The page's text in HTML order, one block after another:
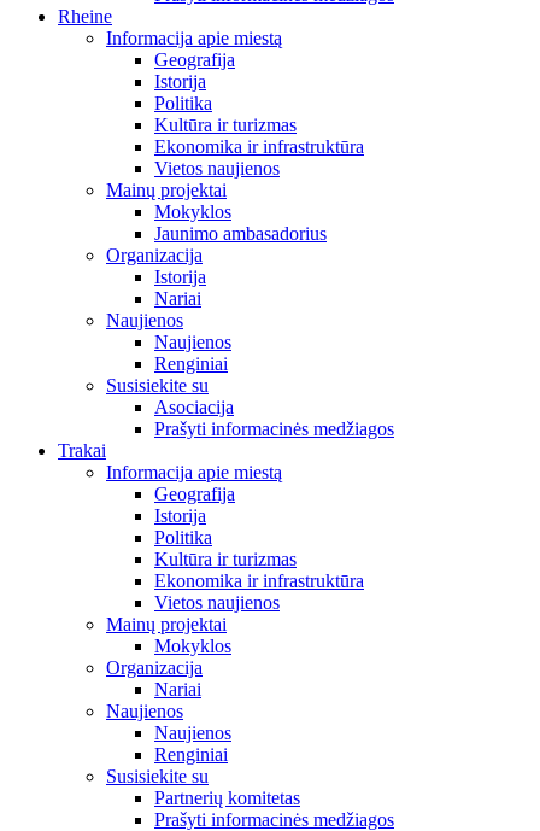
Rheine
Informacija apie miestą
Geografija
Istorija
Politika
Kultūra ir turizmas
Ekonomika ir infrastruktūra
Vietos naujienos
Mainų projektai
Mokyklos
Jaunimo ambasadorius
Organizacija
Istorija
Nariai
Naujienos
Naujienos
Renginiai
Susisiekite su
Asociacija
Prašyti informacinės medžiagos
Trakai
Informacija apie miestą
Geografija
Istorija
Politika
Kultūra ir turizmas
Ekonomika ir infrastruktūra
Vietos naujienos
Mainų projektai
Mokyklos
Organizacija
Nariai
Naujienos
Naujienos
Renginiai
Susisiekite su
Partnerių komitetas
Prašyti informacinės medžiagos